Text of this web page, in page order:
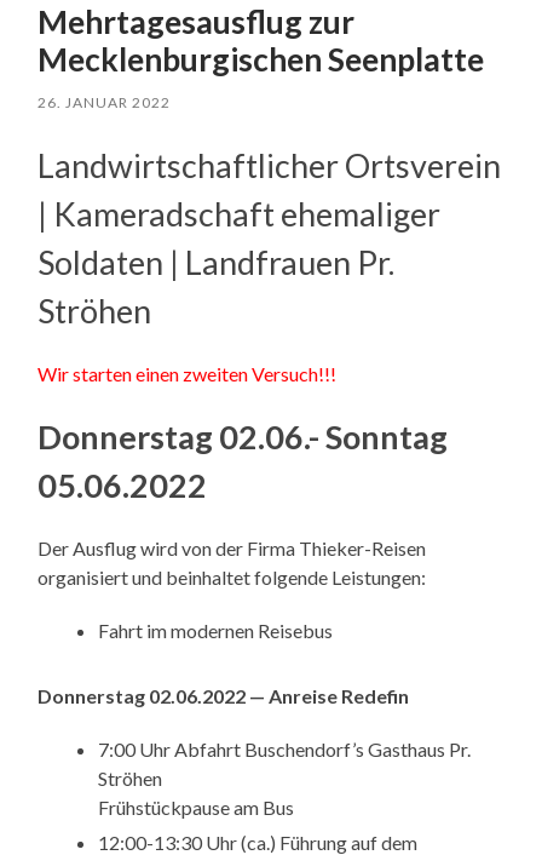
Mehrtagesausflug zur
Mecklenburgischen Seenplatte
26. JANUAR 2022
Landwirtschaftlicher Ortsverein
| Kameradschaft ehemaliger
Soldaten | Landfrauen Pr.
Ströhen
Wir starten einen zweiten Versuch!!!
Donnerstag 02.06.- Sonntag
05.06.2022
Der Ausflug wird von der Firma Thieker-Reisen
organisiert und beinhaltet folgende Leistungen:
Fahrt im modernen Reisebus
Donnerstag 02.06.2022 — Anreise Redefin
7:00 Uhr Abfahrt Buschendorf’s Gasthaus Pr.
Ströhen
Frühstückpause am Bus
12:00-13:30 Uhr (ca.) Führung auf dem